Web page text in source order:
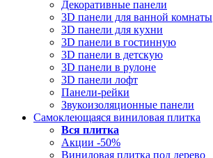
Декоративные панели
3D панели для ванной комнаты
3D панели для кухни
3D панели в гостинную
3D панели в детскую
3D панели в рулоне
3D панели лофт
Панели-рейки
Звукоизоляционные панели
Самоклеющаяся виниловая плитка
Вся плитка
Акции -50%
Виниловая плитка под дерево